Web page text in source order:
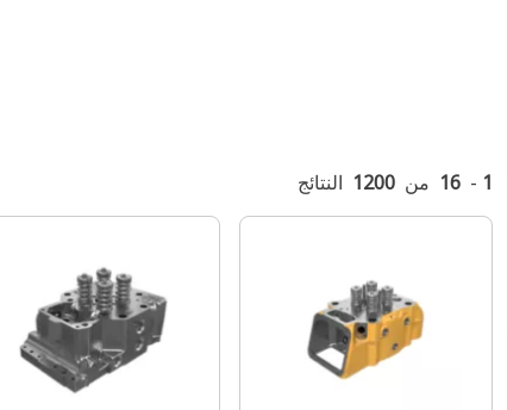
1
-
16 من 1200 النتائج